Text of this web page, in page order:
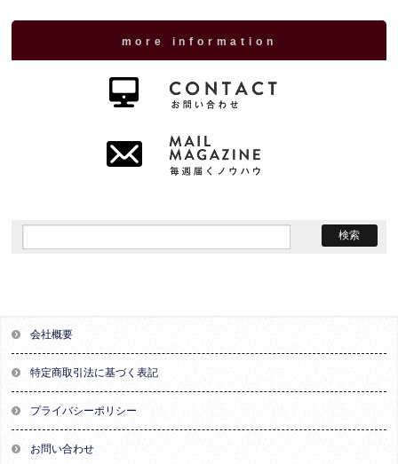
more information
会社概要
特定商取引法に基づく表記
プライバシーポリシー
お問い合わせ